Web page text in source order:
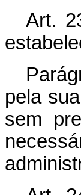
Art.
pela
sem